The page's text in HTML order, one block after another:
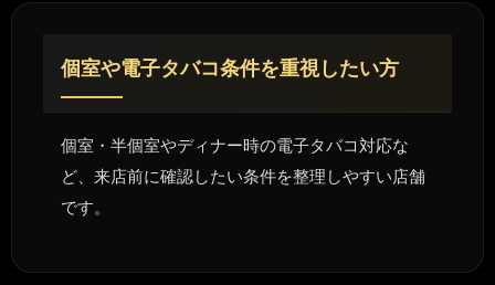
個室や電子タバコ条件を重視したい方
個室・半個室やディナー時の電子タバコ対応な
ど、来店前に確認したい条件を整理しやすい店舗
です。